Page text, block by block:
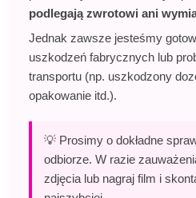
podlegają zwrotowi ani
Jednak zawsze jesteśmy
uszkodzeń fabrycznych lub
transportu (np. uszkodzony
opakowanie itd.).
💡 Prosimy o dokładne
odbiorze. W razie
zdjęcia lub nagraj film i